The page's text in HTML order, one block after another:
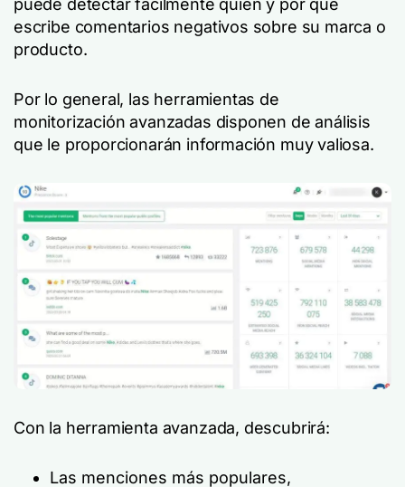
puede detectar fácilmente quién y por qué
escribe comentarios negativos sobre su marca o
producto.
Por lo general, las herramientas de
monitorización avanzadas disponen de análisis
que le proporcionarán información muy valiosa.
Con la herramienta avanzada, descubrirá:
Las menciones más populares,